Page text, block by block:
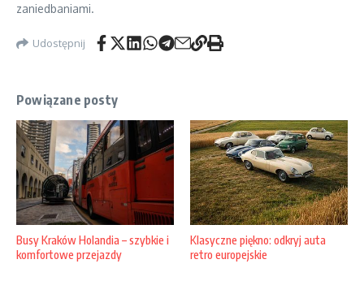
zaniedbaniami.
Udostępnij
Powiązane posty
Busy Kraków Holandia – szybkie i
komfortowe przejazdy
Klasyczne piękno: odkryj auta
retro europejskie